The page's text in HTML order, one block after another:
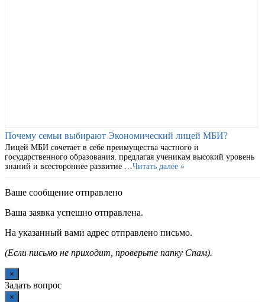
Почему семьи выбирают Экономический лицей МБИ?
Лицей МБИ сочетает в себе преимущества частного и
государственного образования, предлагая ученикам высокий уровень
знаний и всестороннее развитие … Читать далее »
Ваше сообщение отправлено
Ваша заявка успешно отправлена.
На указанный вами адрес отправлено письмо.
(Если письмо не приходит, проверьте папку Спам).
×
Задать вопрос
×